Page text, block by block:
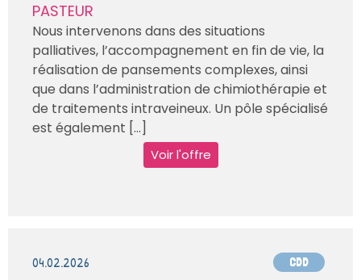
PASTEUR
Nous intervenons dans des situations
palliatives, l’accompagnement en fin de vie, la
réalisation de pansements complexes, ainsi
que dans l’administration de chimiothérapie et
de traitements intraveineux. Un pôle spécialisé
est également [...]
Voir l'offre
04.02.2026 CDD